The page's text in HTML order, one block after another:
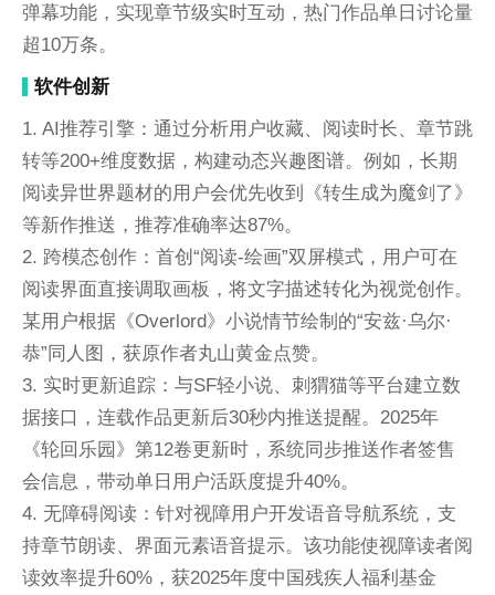
弹幕功能，实现章节级实时互动，热门作品单日讨论量
超10万条。
软件创新
1. AI推荐引擎：通过分析用户收藏、阅读时长、章节跳
转等200+维度数据，构建动态兴趣图谱。例如，长期
阅读异世界题材的用户会优先收到《转生成为魔剑了》
等新作推送，推荐准确率达87%。
2. 跨模态创作：首创“阅读-绘画”双屏模式，用户可在
阅读界面直接调取画板，将文字描述转化为视觉创作。
某用户根据《Overlord》小说情节绘制的“安兹·乌尔·
恭”同人图，获原作者丸山黄金点赞。
3. 实时更新追踪：与SF轻小说、刺猬猫等平台建立数
据接口，连载作品更新后30秒内推送提醒。2025年
《轮回乐园》第12卷更新时，系统同步推送作者签售
会信息，带动单日用户活跃度提升40%。
4. 无障碍阅读：针对视障用户开发语音导航系统，支
持章节朗读、界面元素语音提示。该功能使视障读者阅
读效率提升60%，获2025年度中国残疾人福利基金